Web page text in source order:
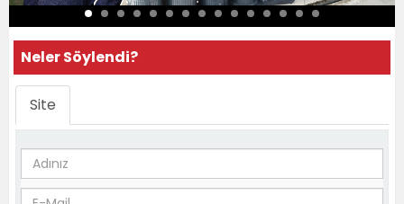
Neler Söylendi?
Site